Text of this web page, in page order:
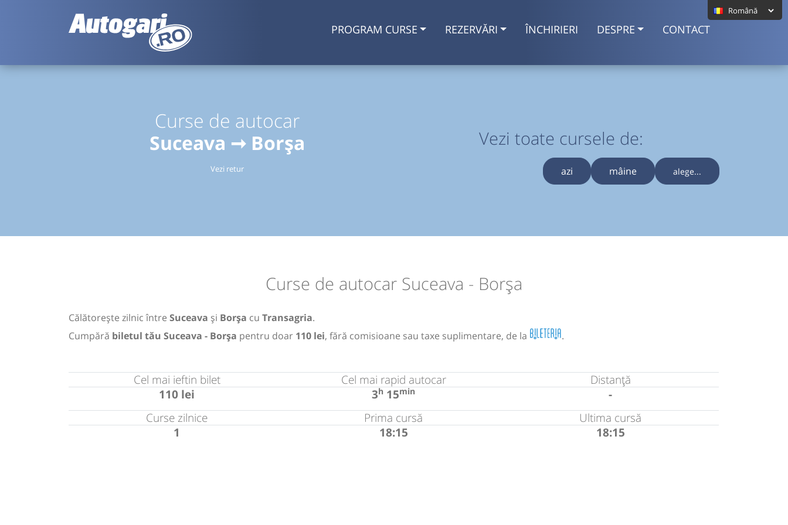
PROGRAM CURSE REZERVĂRI ÎNCHIRIERI DESPRE CONTACT
Curse de autocar
Suceava ➞ Borșa
Vezi retur
Vezi toate cursele de:
azi mâine alege...
Curse de autocar Suceava - Borșa
Călătorește zilnic între Suceava și Borșa cu Transagria.
Cumpără biletul tău Suceava - Borșa pentru doar 110 lei, fără comisioane sau taxe suplimentare, de la .
Cel mai ieftin bilet
110 lei
Cel mai rapid autocar
3h 15min
Distanță
-
Curse zilnice
1
Prima cursă
18:15
Ultima cursă
18:15